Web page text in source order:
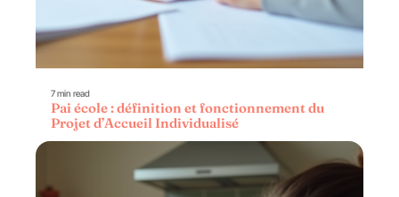
7 min read
Pai école : définition et fonctionnement du
Projet d’Accueil Individualisé